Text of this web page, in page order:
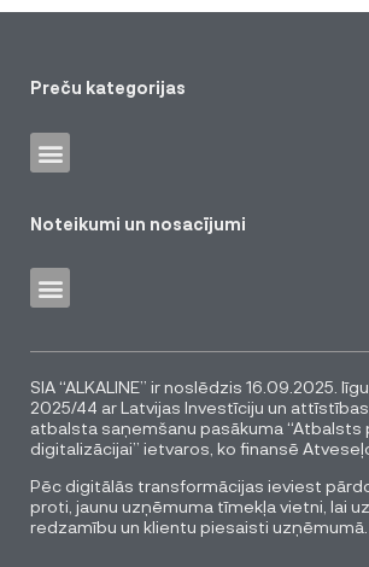
Preču kategorijas
Noteikumi un nosacījumi
SIA “ALKALINE” ir noslēdzis 16.09.2025.
2025/44 ar Latvijas Investīciju un
atbalsta saņemšanu pasākuma “Atbalsts
digitalizācijai” ietvaros, ko finansē
Pēc digitālās transformācijas ieviest
proti, jaunu uzņēmuma tīmekļa vietni, lai
redzamību un klientu piesaisti uzņēmumā.